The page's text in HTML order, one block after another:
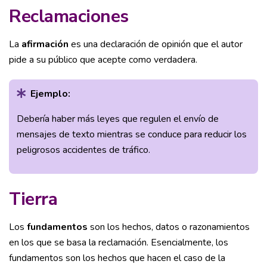
Reclamaciones
La afirmación es una declaración de opinión que el autor
pide a su público que acepte como verdadera.
Ejemplo:
Debería haber más leyes que regulen el envío de
mensajes de texto mientras se conduce para reducir los
peligrosos accidentes de tráfico.
Tierra
Los fundamentos son los hechos, datos o razonamientos
en los que se basa la reclamación. Esencialmente, los
fundamentos son los hechos que hacen el caso de la